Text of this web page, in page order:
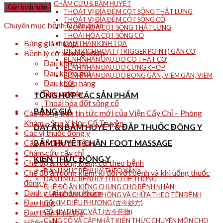
CHÂM CỨU & BẤM HUYỆT
THOÁT VỊ ĐĨA ĐỆM CỘT SỐNG THẮT LƯNG
THOÁT VỊ ĐĨA ĐỆM CỘT SỐNG CỔ
THOÁI HÓA CỘT SỐNG THẮT LƯNG
THOÁI HÓA CỘT SỐNG CỔ
ĐAU THẦN KINH TỌA
ĐIỂM KÍCH HOẠT (TRIGGER POINT) GÂN CƠ
BỆNH NHÂN ĐAU DO CO THẮT CƠ
BỆNH NHÂN ĐAU DO CỨNG KHỚP
BỆNH NHÂN ĐAU DO BONG GÂN , VIÊM GÂN, VIÊM
CƠ.
TỔNG HỢP CÁC SẢN PHẨM
BẢNG GIÁ
DAY ẤN BẤM HUYỆT & ĐẮP THUỐC ĐÔNG Y
BẤM HUYỆT CHÂN_FOOT MASSAGE
KIẾN THỨC ĐÔNG Y
DANH MỤC BỆNH LÝ THEO VẦN
DANH MỤC BỆNH LÝ THEO HỆ THỐNG
CHẾ ĐỘ ĂN KIÊNG CHUNG CHO BỆNH NHÂN
CHẾ ĐỘ ĂN UỐNG PHÒNG VÀ CHỮA THEO TÊN BỆNH
CỔ KIM DIỆU PHƯƠNG (古今妙方)
CỔ KIM DƯỢC VẬT (古今药物)
CỦNG CỐ VÀ CẬP NHẬT KIẾN THỨC CHUYÊN MÔN CHO
Chuyên mục bệnh lý liên quan
Bảng giá thu phí
Bệnh lý cơ xương khớp
Đau khớp cổ
Đau khớp gối
Đau khớp háng
Đau vai gáy
Thoái hóa đốt sống cổ
Các thông báo tin tức mới của Viện Cấy Chỉ – Phòng
Khám – Spa Y Học Cổ Truyền
Các vị thuốc đông y
Cấy chỉ điều trị bệnh
Châm cứu cấy chỉ
Chế độ ăn uống kiêng cữ theo bệnh
Chế độ ăn uống kiêng kị đối với bệnh và khi uống thuốc
đông y
Danh y tại phòng khám
Đau lưng
Đau thần kinh tọa